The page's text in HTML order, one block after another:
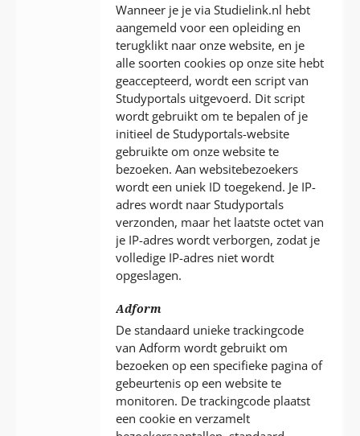
Wanneer je je via Studielink.nl hebt
aangemeld voor een opleiding en
terugklikt naar onze website, en je
alle soorten cookies op onze site hebt
geaccepteerd, wordt een script van
Studyportals uitgevoerd. Dit script
wordt gebruikt om te bepalen of je
initieel de Studyportals-website
gebruikte om onze website te
bezoeken. Aan websitebezoekers
wordt een uniek ID toegekend. Je IP-
adres wordt naar Studyportals
verzonden, maar het laatste octet van
je IP-adres wordt verborgen, zodat je
volledige IP-adres niet wordt
opgeslagen.
Adform
De standaard unieke trackingcode
van Adform wordt gebruikt om
bezoeken op een specifieke pagina of
gebeurtenis op een website te
monitoren. De trackingcode plaatst
een cookie en verzamelt